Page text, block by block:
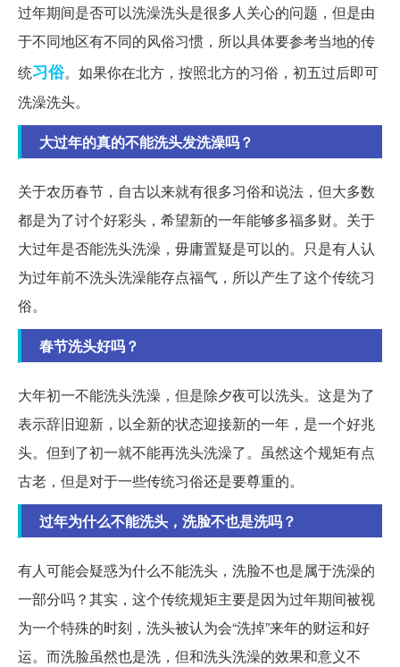
过年期间是否可以洗澡洗头是很多人关心的问题，但是由
于不同地区有不同的风俗习惯，所以具体要参考当地的传
统习俗。如果你在北方，按照北方的习俗，初五过后即可
洗澡洗头。
大过年的真的不能洗头发洗澡吗？
关于农历春节，自古以来就有很多习俗和说法，但大多数
都是为了讨个好彩头，希望新的一年能够多福多财。关于
大过年是否能洗头洗澡，毋庸置疑是可以的。只是有人认
为过年前不洗头洗澡能存点福气，所以产生了这个传统习
俗。
春节洗头好吗？
大年初一不能洗头洗澡，但是除夕夜可以洗头。这是为了
表示辞旧迎新，以全新的状态迎接新的一年，是一个好兆
头。但到了初一就不能再洗头洗澡了。虽然这个规矩有点
古老，但是对于一些传统习俗还是要尊重的。
过年为什么不能洗头，洗脸不也是洗吗？
有人可能会疑惑为什么不能洗头，洗脸不也是属于洗澡的
一部分吗？其实，这个传统规矩主要是因为过年期间被视
为一个特殊的时刻，洗头被认为会“洗掉”来年的财运和好
运。而洗脸虽然也是洗，但和洗头洗澡的效果和意义不